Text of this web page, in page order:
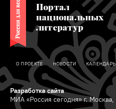
Портал
национальных
литератур
О ПРОЕКТЕ НОВОСТИ КАЛЕНДАРЬ
Разработка сайта
МИА «Россия сегодня» г.